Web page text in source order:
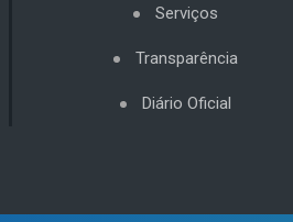
Serviços
Transparência
Diário Oficial